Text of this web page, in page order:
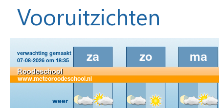
Vooruitzichten